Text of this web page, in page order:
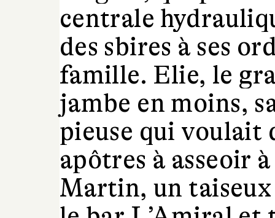
centrale
des sbires à ses
famille. Elie, le
jambe en moins,
pieuse qui voulait
apôtres à asseoir
Martin, un